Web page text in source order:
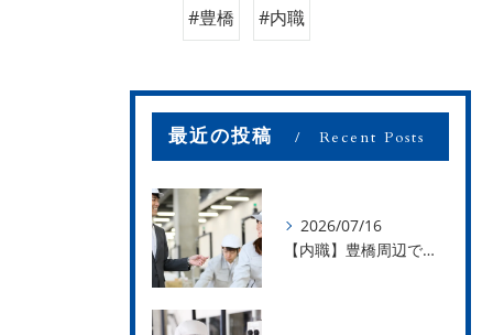
#豊橋 #内職
最近の投稿 Recent Posts
2026/07/16
【内職】豊橋周辺で内職のお仕事を探している方募集中！【お仕事の内容】